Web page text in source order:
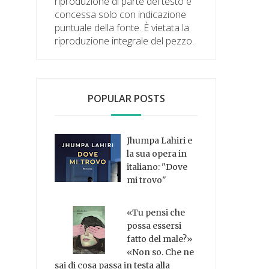
concessa solo con indicazione
puntuale della fonte. È vietata la
riproduzione integrale del pezzo.
POPULAR POSTS
Jhumpa Lahiri e
la sua opera in
italiano: "Dove
mi trovo"
«Tu pensi che
possa essersi
fatto del male?»
«Non so. Che ne
sai di cosa passa in testa alla